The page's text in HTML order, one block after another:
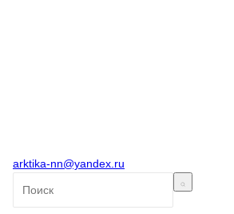
arktika-nn@yandex.ru